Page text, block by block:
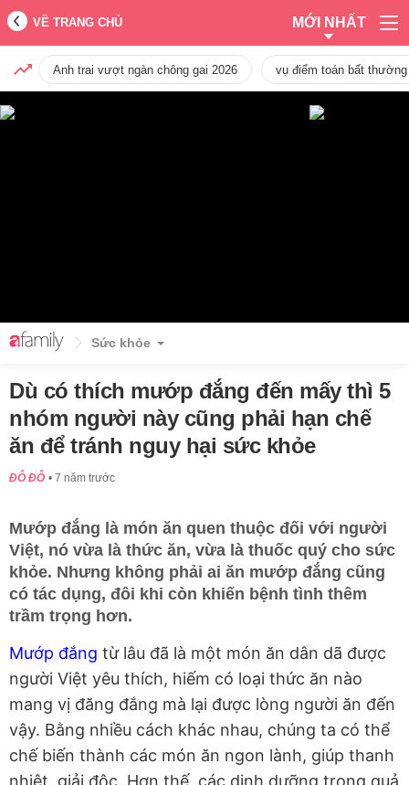
VỀ TRANG CHỦ MỚI NHẤT
Anh trai vượt ngàn chông gai 2026 vụ điểm toán bất
Sức khỏe
Dù có thích mướp đắng đến mấy thì 5
nhóm người này cũng phải hạn chế
ăn để tránh nguy hại sức khỏe
ĐỖ ĐỖ 7 năm trước
Mướp đắng là món ăn quen thuộc đối với người
Việt, nó vừa là thức ăn, vừa là thuốc quý cho sức
khỏe. Nhưng không phải ai ăn mướp đắng cũng
có tác dụng, đôi khi còn khiến bệnh tình thêm
trầm trọng hơn.
Mướp đắng từ lâu đã là một món ăn dân dã được
người Việt yêu thích, hiếm có loại thức ăn nào
mang vị đăng đắng mà lại được lòng người ăn đến
vậy. Bằng nhiều cách khác nhau, chúng ta có thể
chế biến thành các món ăn ngon lành, giúp thanh
nhiệt, giải độc. Hơn thế, các dinh dưỡng trong quả